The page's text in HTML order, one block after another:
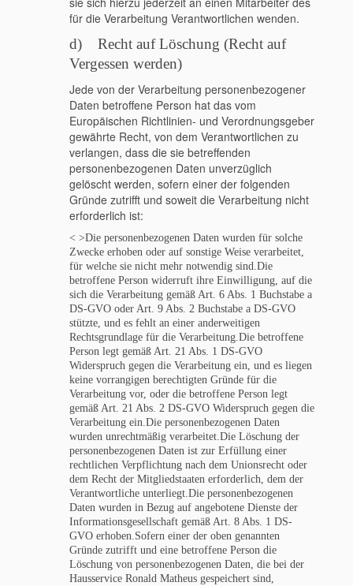
für die Verarbeitung Verantwortlichen wenden.
d) Recht auf Löschung (Recht auf
Vergessen werden)
Jede von der Verarbeitung personenbezogener
Daten betroffene Person hat das vom
Europäischen Richtlinien- und Verordnungsgeber
gewährte Recht, von dem Verantwortlichen zu
verlangen, dass die sie betreffenden
personenbezogenen Daten unverzüglich
gelöscht werden, sofern einer der folgenden
Gründe zutrifft und soweit die Verarbeitung nicht
erforderlich ist:
< >Die personenbezogenen Daten wurden für solche
Zwecke erhoben oder auf sonstige Weise verarbeitet,
für welche sie nicht mehr notwendig sind.Die
betroffene Person widerruft ihre Einwilligung, auf die
sich die Verarbeitung gemäß Art. 6 Abs. 1 Buchstabe a
DS-GVO oder Art. 9 Abs. 2 Buchstabe a DS-GVO
stützte, und es fehlt an einer anderweitigen
Rechtsgrundlage für die Verarbeitung.Die betroffene
Person legt gemäß Art. 21 Abs. 1 DS-GVO
Widerspruch gegen die Verarbeitung ein, und es liegen
keine vorrangigen berechtigten Gründe für die
Verarbeitung vor, oder die betroffene Person legt
gemäß Art. 21 Abs. 2 DS-GVO Widerspruch gegen die
Verarbeitung ein.Die personenbezogenen Daten
wurden unrechtmäßig verarbeitet.Die Löschung der
personenbezogenen Daten ist zur Erfüllung einer
rechtlichen Verpflichtung nach dem Unionsrecht oder
dem Recht der Mitgliedstaaten erforderlich, dem der
Verantwortliche unterliegt.Die personenbezogenen
Daten wurden in Bezug auf angebotene Dienste der
Informationsgesellschaft gemäß Art. 8 Abs. 1 DS-
GVO erhoben.Sofern einer der oben genannten
Gründe zutrifft und eine betroffene Person die
Löschung von personenbezogenen Daten, die bei der
Hausservice Ronald Matheus gespeichert sind,